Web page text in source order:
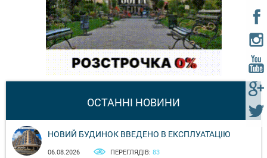
ОСТАННІ НОВИНИ
НОВИЙ БУДИНОК ВВЕДЕНО В ЕКСПЛУАТАЦІЮ
06.08.2026 ПЕРЕГЛЯДІВ: 83